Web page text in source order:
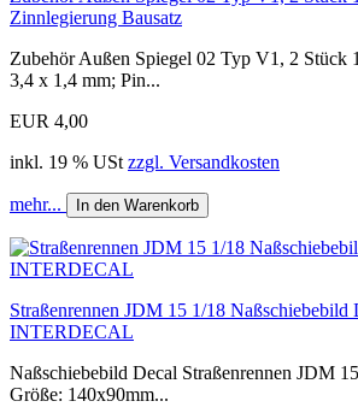
Zinnlegierung Bausatz
Zubehör Außen Spiegel 02 Typ V1, 2 Stück
3,4 x 1,4 mm; Pin...
EUR 4,00
inkl. 19 % USt zzgl. Versandkosten
mehr... In den Warenkorb
Straßenrennen JDM 15 1/18 Naßschiebebild
INTERDECAL
Naßschiebebild Decal Straßenrennen JDM
Größe: 140x90mm...